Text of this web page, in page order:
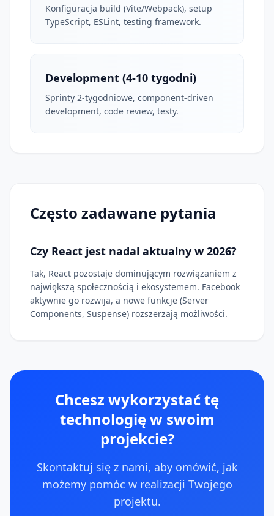
Konfiguracja build (Vite/Webpack), setup
TypeScript, ESLint, testing framework.
Development (4-10 tygodni)
Sprinty 2-tygodniowe, component-driven
development, code review, testy.
Często zadawane pytania
Czy React jest nadal aktualny w 2026?
Tak, React pozostaje dominującym rozwiązaniem z
największą społecznością i ekosystemem. Facebook
aktywnie go rozwija, a nowe funkcje (Server
Components, Suspense) rozszerzają możliwości.
Chcesz wykorzystać tę
technologię w swoim
projekcie?
Skontaktuj się z nami, aby omówić, jak
możemy pomóc w realizacji Twojego
projektu.